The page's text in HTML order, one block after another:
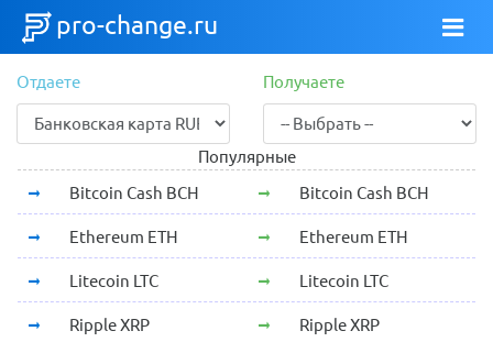
pro-change.ru
Отдаете Получаете
Популярные
Bitcoin Cash BCH
Bitcoin Cash BCH
Ethereum ETH Ethereum ETH
Litecoin LTC Litecoin LTC
Ripple XRP Ripple XRP